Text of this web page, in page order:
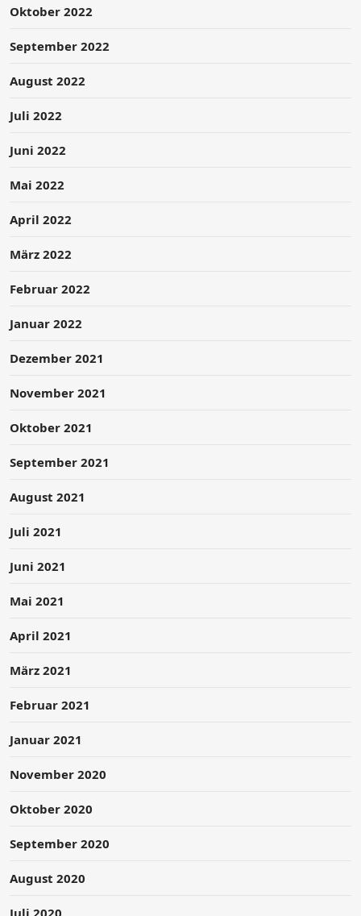
Oktober 2022
September 2022
August 2022
Juli 2022
Juni 2022
Mai 2022
April 2022
März 2022
Februar 2022
Januar 2022
Dezember 2021
November 2021
Oktober 2021
September 2021
August 2021
Juli 2021
Juni 2021
Mai 2021
April 2021
März 2021
Februar 2021
Januar 2021
November 2020
Oktober 2020
September 2020
August 2020
Juli 2020